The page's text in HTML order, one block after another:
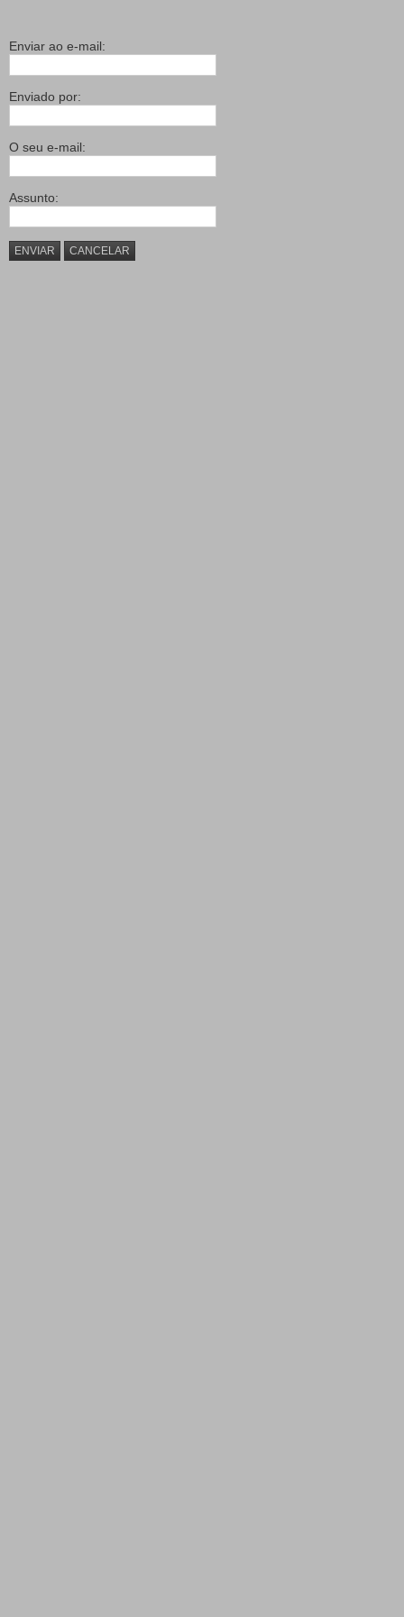
Enviar ao e-mail:
Enviado por:
O seu e-mail:
Assunto:
ENVIAR CANCELAR